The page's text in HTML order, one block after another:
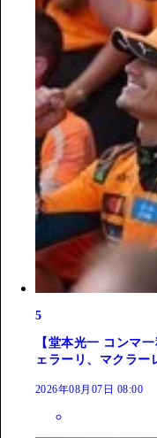
5
【堂本光一 コンマ
ェラーリ、マクラー
2026年08月07日 08:00